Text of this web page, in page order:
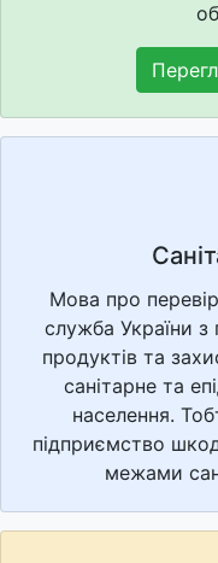
Мова про
служба України з
продуктів та
санітарне та
населення.
підприємство
межами